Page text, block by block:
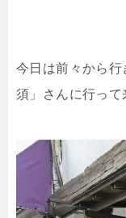
今日は前々から
須」さんに行って